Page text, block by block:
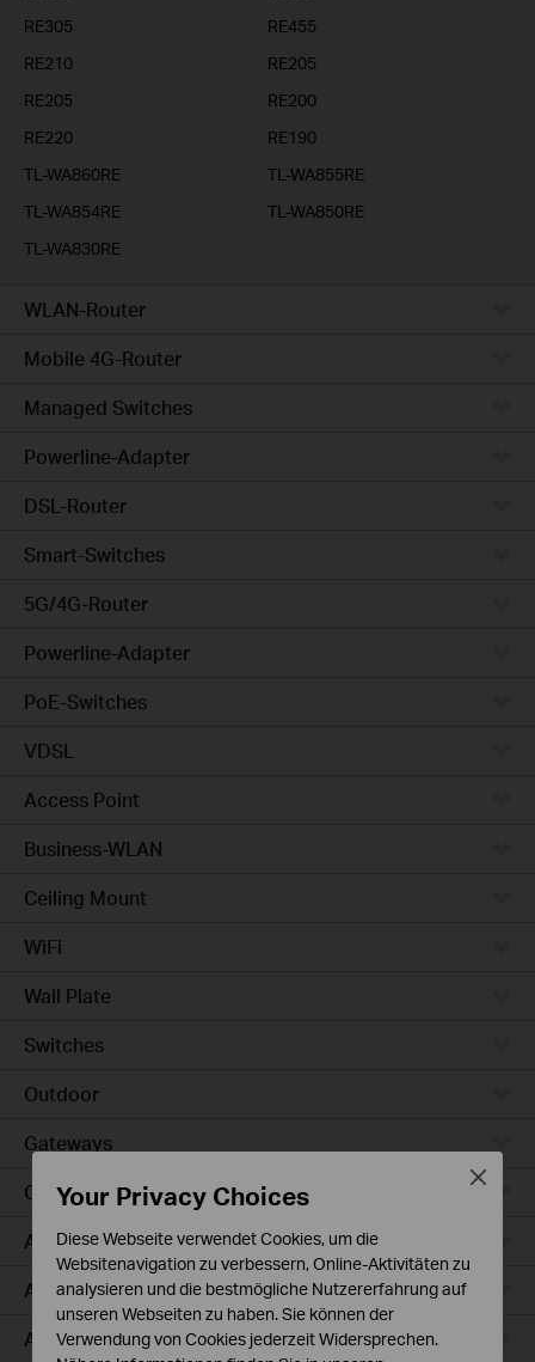
RE305
RE455
RE210
RE205
RE205
RE200
RE220
RE190
TL-WA860RE
TL-WA855RE
TL-WA854RE
TL-WA850RE
TL-WA830RE
WLAN-Router
Mobile 4G-Router
Managed Switches
Powerline-Adapter
DSL-Router
Smart-Switches
5G/4G-Router
Powerline-Adapter
PoE-Switches
VDSL
Access Point
Business-WLAN
Ceiling Mount
WiFi
Wall Plate
Switches
Outdoor
Gateways
Campus
Access Max
Aggregation
Access Plus
Your Privacy Choices
Diese Webseite verwendet Cookies, um die
Websitenavigation zu verbessern, Online-Aktivitäten zu
analysieren und die bestmögliche Nutzererfahrung auf
unseren Webseiten zu haben. Sie können der
Verwendung von Cookies jederzeit Widersprechen.
Close